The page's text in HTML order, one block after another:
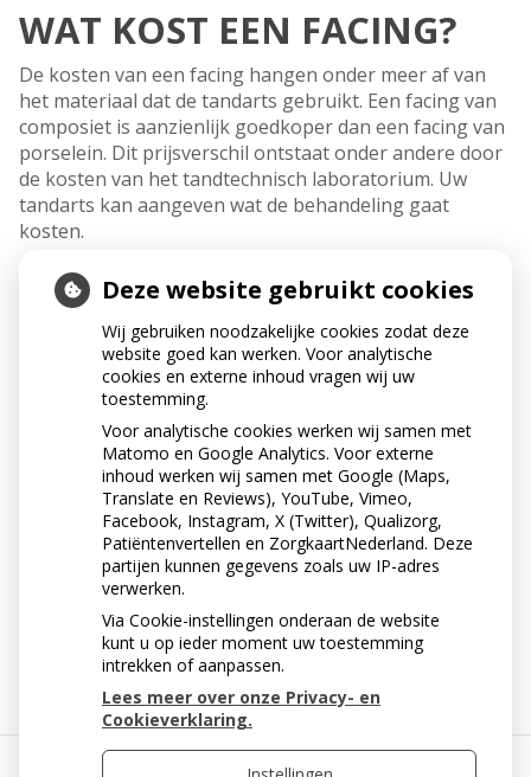
WAT KOST EEN FACING?
De kosten van een facing hangen onder meer af van
het materiaal dat de tandarts gebruikt. Een facing van
composiet is aanzienlijk goedkoper dan een facing van
porselein. Dit prijsverschil ontstaat onder andere door
de kosten van het tandtechnisch laboratorium. Uw
tandarts kan aangeven wat de behandeling gaat
kosten.
VAN WELK MATERIAAL
WORDEN FACINGS
GEMAAKT?
Een facing wordt gemaakt van composiet of porselein.
Voor een facing van composiet hoeft de tandarts over
het algemeen minder aan uw tand te slijpen. Ook is het
resultaat beter voorspelbaar en de kosten zijn
aanzienlijk lager dan bij een porseleinen facing. Daar
tegenover staat dat een facing van porselein minder
gevoelig is voor aanslag op het oppervlak.
« Terug naar het overzicht
Deze website gebruikt cookies
Wij gebruiken noodzakelijke cookies zodat deze
website goed kan werken. Voor analytische
cookies en externe inhoud vragen wij uw
toestemming.
Voor analytische cookies werken wij samen met
Matomo en Google Analytics. Voor externe
inhoud werken wij samen met Google (Maps,
Translate en Reviews), YouTube, Vimeo,
Facebook, Instagram, X (Twitter), Qualizorg,
Patiëntenvertellen en ZorgkaartNederland. Deze
partijen kunnen gegevens zoals uw IP-adres
verwerken.
Via Cookie-instellingen onderaan de website
kunt u op ieder moment uw toestemming
intrekken of aanpassen.
Lees meer over onze Privacy- en
Cookieverklaring.